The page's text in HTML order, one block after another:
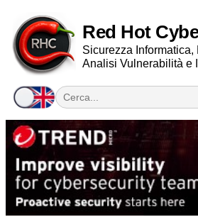
Red Hot
Sicurezza
Analisi Vulnerabilità e